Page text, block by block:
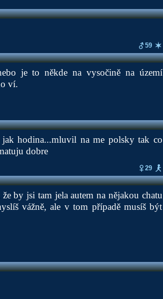
59
je to někde na vysočině na území
ví.
hodina...mluvil na me polsky tak co
dobre
29
by jsi tam jela autem na nějakou chatu
vážně, ale v tom případě musíš být